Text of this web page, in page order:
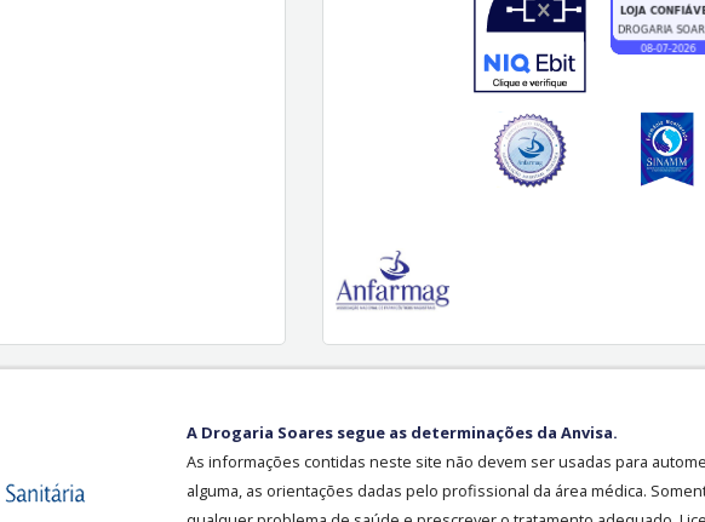
A Drogaria Soares segue as determinações da Anvisa.
As informações contidas neste site não devem ser usadas para
alguma, as orientações dadas pelo profissional da área médica.